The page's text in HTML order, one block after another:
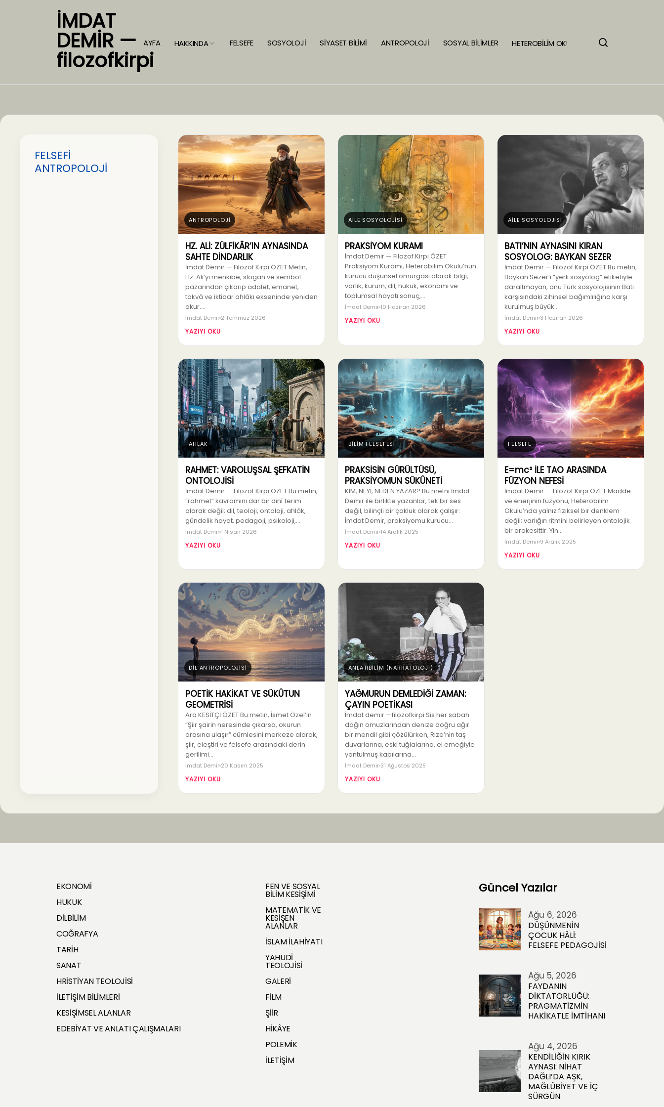
İMDAT
DEMİR —
filozofkirpi
ANASAYFA HAKKINDA FELSEFE SOSYOLOJİ SİYASET BİLİMİ ANTROPOLOJİ SOSYAL BİLİMLER HETEROBİLİM OKULU
FELSEFİ
ANTROPOLOJİ
ANTROPOLOJİ
HZ. ALİ: ZÜLFİKÂR’IN AYNASINDA
SAHTE DİNDARLIK
İmdat Demir — Filozof Kirpi ÖZET Metin,
Hz. Ali’yi menkıbe, slogan ve sembol
pazarından çıkarıp adalet, emanet,
takvâ ve iktidar ahlâkı ekseninde yeniden
okur.…
İmdat Demir 2 Temmuz 2026
YAZIYI OKU
AİLE SOSYOLOJİSİ
PRAKSİYOM KURAMI
İmdat Demir — Filozof Kirpi ÖZET
Praksiyom Kuramı, Heterobilim Okulu’nun
kurucu düşünsel omurgası olarak bilgi,
varlık, kurum, dil, hukuk, ekonomi ve
toplumsal hayatı sonuç,…
İmdat Demir 10 Haziran 2026
YAZIYI OKU
AİLE SOSYOLOJİSİ
BATI’NIN AYNASINI KIRAN
SOSYOLOG: BAYKAN SEZER
İmdat Demir — Filozof Kirpi ÖZET Bu metin,
Baykan Sezer’i “yerli sosyolog” etiketiyle
daraltmayan, onu Türk sosyolojisinin Batı
karşısındaki zihinsel bağımlılığına karşı
kurulmuş büyük…
İmdat Demir 3 Haziran 2026
YAZIYI OKU
AHLAK
RAHMET: VAROLUŞSAL ŞEFKATİN
ONTOLOJİSİ
İmdat Demir — Filozof Kirpi ÖZET Bu metin,
“rahmet” kavramını dar bir dinî terim
olarak değil; dil, teoloji, ontoloji, ahlâk,
gündelik hayat, pedagoji, psikoloji,…
İmdat Demir 1 Nisan 2026
YAZIYI OKU
BİLİM FELSEFESİ
PRAKSİSİN GÜRÜLTÜSÜ,
PRAKSİYOMUN SÜKÛNETİ
KİM, NEYİ, NEDEN YAZAR? Bu metni İmdat
Demir ile birlikte yazanlar, tek bir ses
değil, bilinçli bir çokluk olarak çalışır:
İmdat Demir, praksiyomu kurucu…
İmdat Demir 14 Aralık 2025
YAZIYI OKU
FELSEFE
E=mc² İLE TAO ARASINDA
FÜZYON NEFESİ
İmdat Demir — Filozof Kirpi ÖZET Madde
ve enerjinin füzyonu, Heterobilim
Okulu’nda yalnız fiziksel bir denklem
değil; varlığın ritmini belirleyen ontolojik
bir arakesittir. Yin…
İmdat Demir 9 Aralık 2025
YAZIYI OKU
DİL ANTROPOLOJİSİ
POETİK HAKİKAT VE SÜKÛTUN
GEOMETRİSİ
Ara KESİTÇİ ÖZET Bu metin, İsmet Özel’in
“Şiir şairin neresinde çıkarsa, okurun
orasına ulaşır” cümlesini merkeze alarak,
şiir, eleştiri ve felsefe arasındaki derin
gerilimi…
İmdat Demir 20 Kasım 2025
YAZIYI OKU
ANLATIBİLİM (NARRATOLOJİ)
YAĞMURUN DEMLEDİĞİ ZAMAN:
ÇAYIN POETİKASI
İmdat demir —filozofkirpi Sis her sabah
dağın omuzlarından denize doğru ağır
bir mendil gibi çözülürken, Rize’nin taş
duvarlarına, eski tuğlalarına, el emeğiyle
yontulmuş kapılarına…
İmdat Demir 31 Ağustos 2025
YAZIYI OKU
EKONOMİ
HUKUK
DİLBİLİM
COĞRAFYA
TARİH
SANAT
HRİSTİYAN TEOLOJİSİ
İLETİŞİM BİLİMLERİ
KESİŞİMSEL ALANLAR
EDEBİYAT VE ANLATI ÇALIŞMALARI
FEN VE SOSYAL
BİLİM KESİŞİMİ
MATEMATİK VE
KESİŞEN
ALANLAR
İSLAM İLAHİYATI
YAHUDİ
TEOLOJİSİ
GALERİ
FİLM
ŞİİR
HİKÂYE
POLEMİK
İLETİŞİM
Güncel Yazılar
Ağu 6, 2026
DÜŞÜNMENİN
ÇOCUK HÂLİ:
FELSEFE PEDAGOJİSİ
Ağu 5, 2026
FAYDANIN
DİKTATÖRLÜĞÜ:
PRAGMATİZMİN
HAKİKATLE İMTİHANI
Ağu 4, 2026
KENDİLİĞİN KIRIK
AYNASI: NİHAT
DAĞLI’DA AŞK,
MAĞLÛBİYET VE İÇ
SÜRGÜN